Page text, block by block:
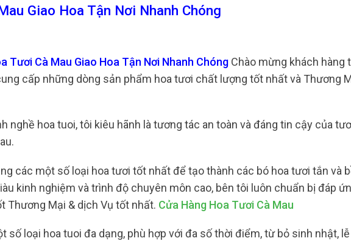
Giao Hoa Tận Nơi Nhanh Chóng
Tươi Cà Mau Giao Hoa Tận Nơi Nhanh Chóng Chào mừng khách hàng
cấp những dòng sản phẩm hoa tươi chất lượng tốt nhất và Thương
nghề hoa tuoi, tôi kiêu hãnh là tương tác an toàn và đáng tin cậy của
các một số loại hoa tươi tốt nhất để tạo thành các bó hoa tươi tắn và
kinh nghiệm và trình độ chuyên môn cao, bên tôi luôn chuẩn bị đáp
Thương Mại & dịch Vụ tốt nhất. Cửa Hàng Hoa Tươi Cà Mau
số loại hoa tuoi đa dạng, phù hợp với đa số thời điểm, từ bỏ sinh nhật,